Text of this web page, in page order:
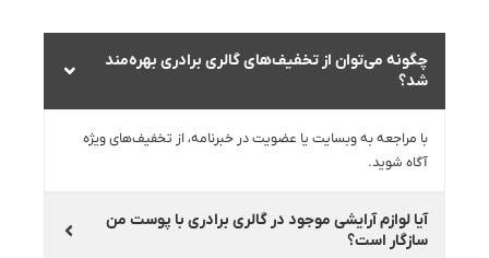
چگونه می‌توان از تخفیف‌های گالری برادری بهره‌مند
شد؟
با مراجعه به وبسایت یا عضویت در خبرنامه، از تخفیف‌های ویژه
آگاه شوید.
آیا لوازم آرایشی موجود در گالری برادری با پوست من
سازگار است؟